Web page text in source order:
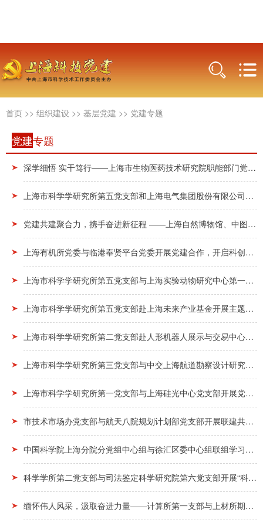
首页 >> 组织建设 >> 基层党建 >> 党建专题
党建专题
深学细悟 实干笃行——上海市生物医药技术研究院职能部门党支部、药械所党支部开展联合主题党日...
上海市科学学研究所第五党支部和上海电气集团股份有限公司中央研究院第四党支部开展“树立和践行...
党建共建聚合力，携手奋进新征程 ——上海自然博物馆、中图上海公司联合开展党建共建活动
上海有机所党委与临港奉贤平台党委开展党建合作，开启科创协同新篇章
上海市科学学研究所第五党支部与上海实验动物研究中心第一党支部开展党建联建
上海市科学学研究所第五党支部赴上海未来产业基金开展主题党日活动
上海市科学学研究所第二党支部赴人形机器人展示与交易中心开展主题党日活动
上海市科学学研究所第三党支部与中交上海航道勘察设计研究院有限公司港航所第一党支部召开党建联...
上海市科学学研究所第一党支部与上海硅光中心党支部开展党建联建活动
市技术市场办党支部与航天八院规划计划部党支部开展联建共建活动
中国科学院上海分院分党组中心组与徐汇区委中心组联组学习会举行
科学学所第二党支部与司法鉴定科学研究院第六党支部开展“科学学携手司法鉴定科学捍卫公正”党建...
缅怀伟人风采，汲取奋进力量——计算所第一支部与上材所期刊支部共赴上海毛泽东旧居陈列馆开展主...